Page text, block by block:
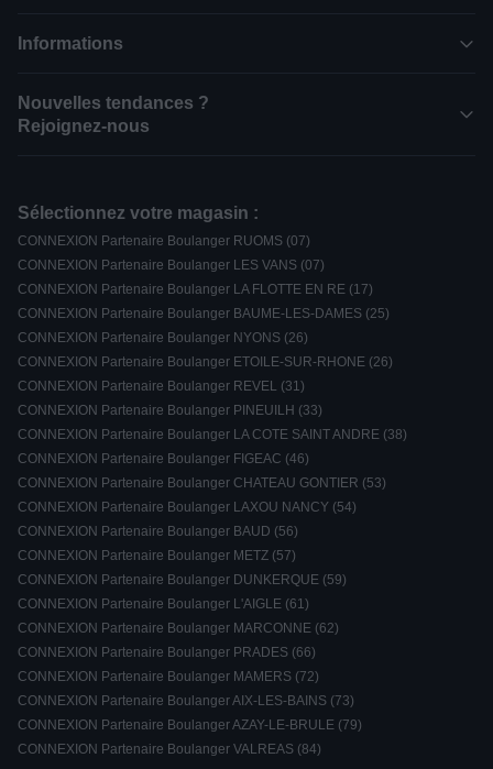
Informations
Nouvelles tendances ?
Rejoignez-nous
Sélectionnez votre magasin :
CONNEXION Partenaire Boulanger RUOMS (07)
CONNEXION Partenaire Boulanger LES VANS (07)
CONNEXION Partenaire Boulanger LA FLOTTE EN RE (17)
CONNEXION Partenaire Boulanger BAUME-LES-DAMES (25)
CONNEXION Partenaire Boulanger NYONS (26)
CONNEXION Partenaire Boulanger ETOILE-SUR-RHONE (26)
CONNEXION Partenaire Boulanger REVEL (31)
CONNEXION Partenaire Boulanger PINEUILH (33)
CONNEXION Partenaire Boulanger LA COTE SAINT ANDRE (38)
CONNEXION Partenaire Boulanger FIGEAC (46)
CONNEXION Partenaire Boulanger CHATEAU GONTIER (53)
CONNEXION Partenaire Boulanger LAXOU NANCY (54)
CONNEXION Partenaire Boulanger BAUD (56)
CONNEXION Partenaire Boulanger METZ (57)
CONNEXION Partenaire Boulanger DUNKERQUE (59)
CONNEXION Partenaire Boulanger L'AIGLE (61)
CONNEXION Partenaire Boulanger MARCONNE (62)
CONNEXION Partenaire Boulanger PRADES (66)
CONNEXION Partenaire Boulanger MAMERS (72)
CONNEXION Partenaire Boulanger AIX-LES-BAINS (73)
CONNEXION Partenaire Boulanger AZAY-LE-BRULE (79)
CONNEXION Partenaire Boulanger VALREAS (84)